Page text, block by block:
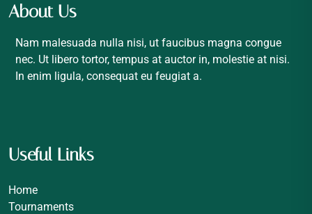
About Us
Nam malesuada nulla nisi, ut faucibus magna congue
nec. Ut libero tortor, tempus at auctor in, molestie at nisi.
In enim ligula, consequat eu feugiat a.
Useful Links
Home
Tournaments